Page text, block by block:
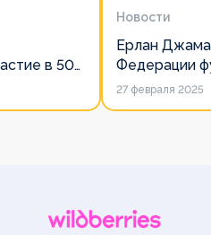
в 50-
Новости
Ерлан
Федерации
дорожит
27 февраля 2025